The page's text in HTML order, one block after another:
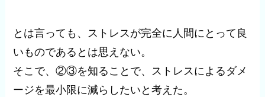
とは言っても、ストレスが完全に人間にとって良
いものであるとは思えない。
そこで、②③を知ることで、ストレスによるダメ
ージを最小限に減らしたいと考えた。